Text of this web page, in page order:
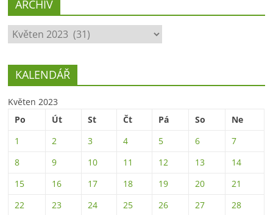
ARCHÍV
ARCHÍV
KALENDÁŘ
Květen 2023
Po
Út St Čt Pá So
Ne
1
2 3 4 5 6
7
8
9 10 11 12 13
14
15
16 17 18 19 20
21
22
23 24 25 26 27 28